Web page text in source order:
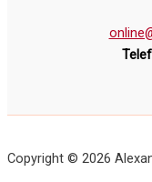
Copyright © 2026